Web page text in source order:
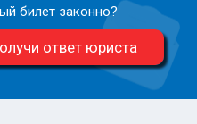
билет законно?
ответ юриста